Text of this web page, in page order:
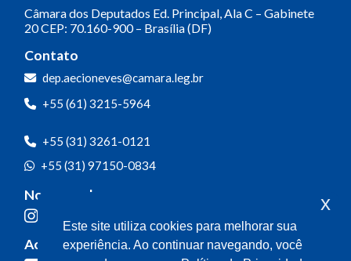
Câmara dos Deputados Ed. Principal, Ala C – Gabinete
20CEP: 70.160-900 – Brasília (DF)
Contato
dep.aecioneves@camara.leg.br
+55 (61) 3215-5964
+55 (31) 3261-0121
+55 (31) 97150-0834
Nossas redes
Acompanhe o meu mandato
Olá! Seja bem-vindo(a).
com o gabinete do Deputado Aécio
Neves.
para nós!
Ao clicar para iniciar o contato pelo WhatsApp, você
concorda que seus dados serão utilizados exclusivamente
para atendimento relacionado às demandas, sugestões ou
Este site utiliza cookies para melhorar sua
experiência. Ao continuar navegando, você
x